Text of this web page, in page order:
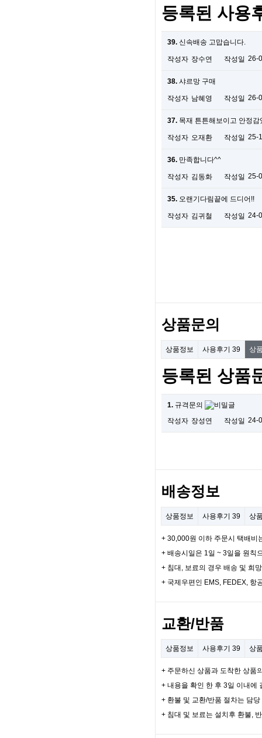
등록된 사용
39. 신속배송 고맙습니다.
작성자 장수연 작성일 26-
38. 샤르망 구매
작성자 남혜영 작성일 26-
37. 목재 튼튼해보이고 안정감
작성자 오재환 작성일 25-
36. 만족합니다^^
작성자 김동화 작성일 25-
35. 오랜기다림끝에 드디어!!
작성자 김귀철 작성일 24-
상품문의
상품정보 사용후기 39 상
등록된 상품
1. 규격문의
작성자 장성연 작성일 24-
배송정보
상품정보 사용후기 39 상
+ 30,000원 이하 주문시 택배비
+ 배송시일은 1일 ~ 3일을 원칙
+ 침대, 보료의 경우 배송 및 희
+ 국제우편인 EMS, FEDEX, 항
교환/반품
상품정보 사용후기 39 상
+ 주문하신 상품과 도착한 상품
+ 내용을 확인 한 후 3일 이내에
+ 환불 및 교환/반품 절차는 담
+ 침대 및 보료는 설치후 환불,